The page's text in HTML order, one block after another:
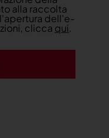
alla raccolta
dell'e-
clicca qui.